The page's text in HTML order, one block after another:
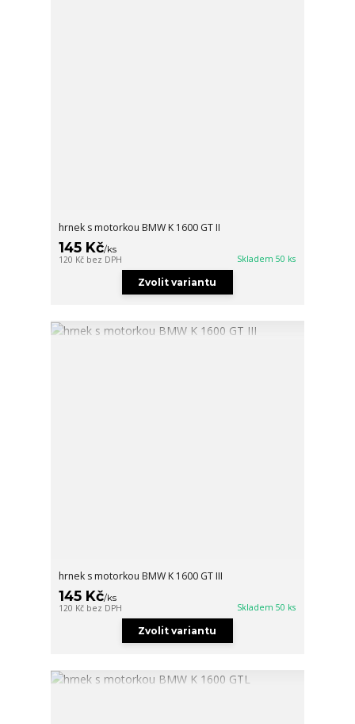
hrnek s motorkou BMW K 1600 GT II
145 Kč/ks
120 Kč bez DPH Skladem 50 ks
Zvolit variantu
hrnek s motorkou BMW K 1600 GT III
145 Kč/ks
120 Kč bez DPH Skladem 50 ks
Zvolit variantu